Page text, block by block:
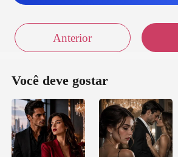
a a parte da
Anterior
Você deve gostar